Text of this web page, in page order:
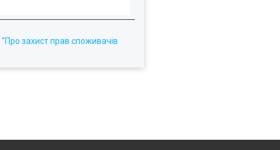
"Про захист прав споживачів